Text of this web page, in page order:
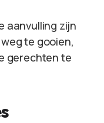
aanvulling zijn
te gooien,
gerechten te